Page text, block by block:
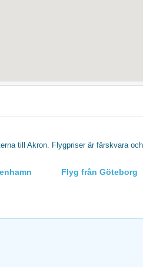
till Akron. Flygpriser är färskvara
Flyg från Göteborg